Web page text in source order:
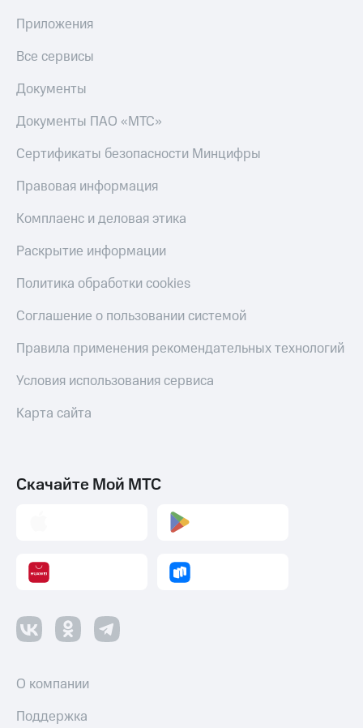
Приложения
Все сервисы
Документы
Документы ПАО «МТС»
Сертификаты безопасности Минцифры
Правовая информация
Комплаенс и деловая этика
Раскрытие информации
Политика обработки cookies
Соглашение о пользовании системой
Правила применения рекомендательных технологий
Условия использования сервиса
Карта сайта
Скачайте Мой МТС
О компании
Поддержка